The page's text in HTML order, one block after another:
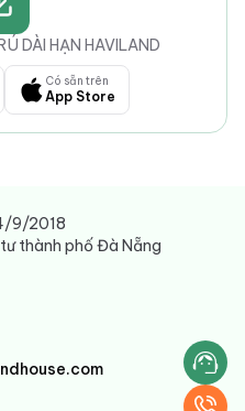
DÀI HẠN HAVILAND
Có sẵn trên
App Store
9/2018
thành phố Đà Nẵng